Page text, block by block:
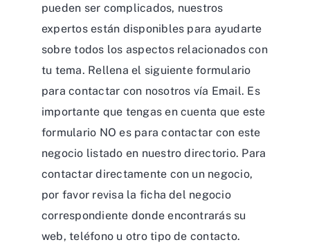
pueden ser complicados, nuestros
expertos están disponibles para ayudarte
sobre todos los aspectos relacionados con
tu tema. Rellena el siguiente formulario
para contactar con nosotros vía Email. Es
importante que tengas en cuenta que este
formulario NO es para contactar con este
negocio listado en nuestro directorio. Para
contactar directamente con un negocio,
por favor revisa la ficha del negocio
correspondiente donde encontrarás su
web, teléfono u otro tipo de contacto.